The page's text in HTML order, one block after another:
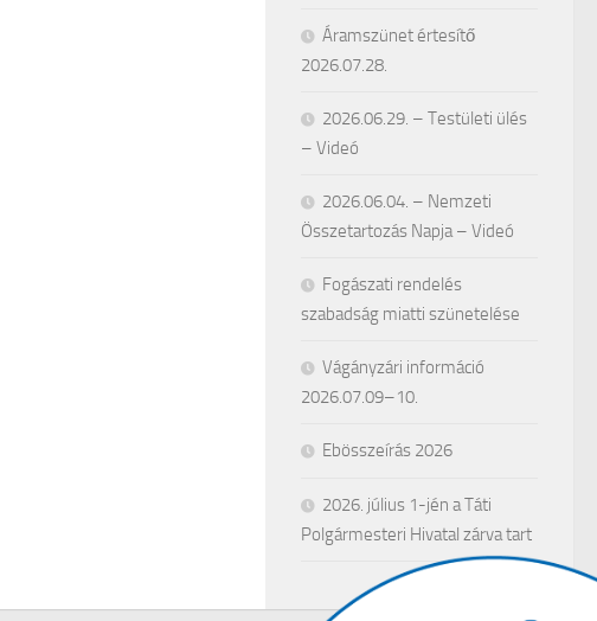
Áramszünet értesítő
2026.07.28.
2026.06.29. – Testületi ülés
– Videó
2026.06.04. – Nemzeti
Összetartozás Napja – Videó
Fogászati rendelés
szabadság miatti szünetelése
Vágányzári információ
2026.07.09–10.
Ebösszeírás 2026
2026. július 1-jén a Táti
Polgármesteri Hivatal zárva tart